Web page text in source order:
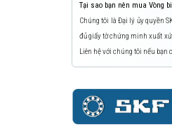
Tại sao bạn nên mua Vòng
Chúng tôi là Đại lý ủy quyền
đủ giấy tờ chứng minh xuất
Liên hệ với chúng tôi nếu bạn